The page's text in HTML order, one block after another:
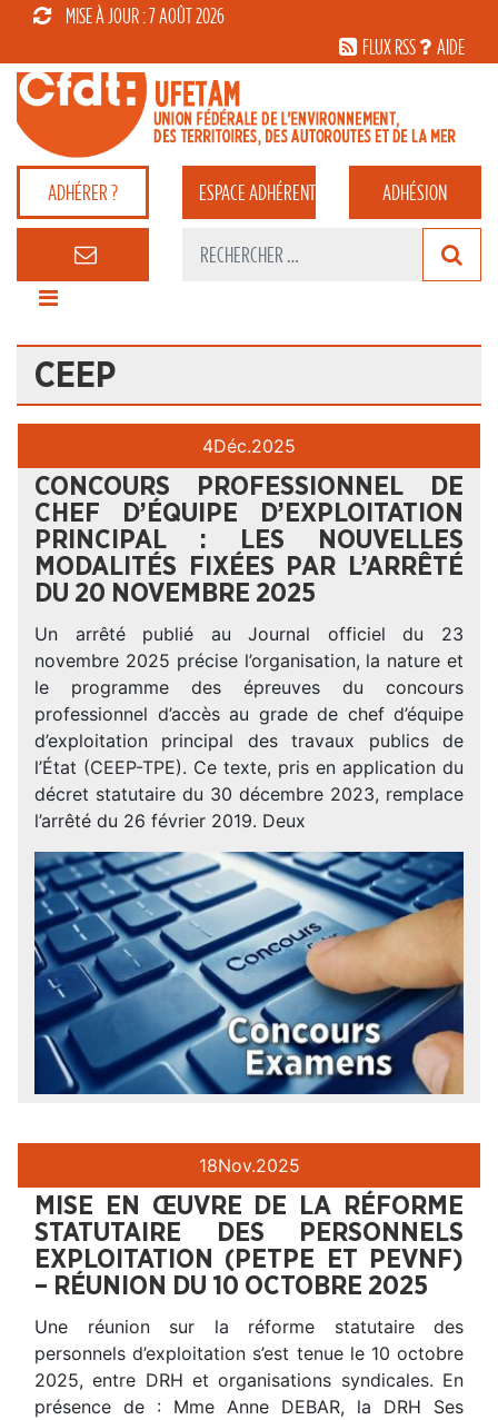
MISE À JOUR : 7 AOÛT 2026
FLUX RSS
AIDE
ADHÉRER ? ESPACEADHÉRENT ADHÉSION
CEEP
4Déc.2025
CONCOURS PROFESSIONNEL DE
CHEF D’ÉQUIPE D’EXPLOITATION
PRINCIPAL : LES NOUVELLES
MODALITÉS FIXÉES PAR L’ARRÊTÉ
DU 20 NOVEMBRE 2025
Un arrêté publié au Journal officiel du 23
novembre 2025 précise l’organisation, la nature et
le programme des épreuves du concours
professionnel d’accès au grade de chef d’équipe
d’exploitation principal des travaux publics de
l’État (CEEP-TPE). Ce texte, pris en application du
décret statutaire du 30 décembre 2023, remplace
l’arrêté du 26 février 2019. Deux
18Nov.2025
MISE EN ŒUVRE DE LA RÉFORME
STATUTAIRE DES PERSONNELS
EXPLOITATION (PETPE ET PEVNF)
– RÉUNION DU 10 OCTOBRE 2025
Une réunion sur la réforme statutaire des
personnels d’exploitation s’est tenue le 10 octobre
2025, entre DRH et organisations syndicales. En
présence de : Mme Anne DEBAR, la DRH Ses